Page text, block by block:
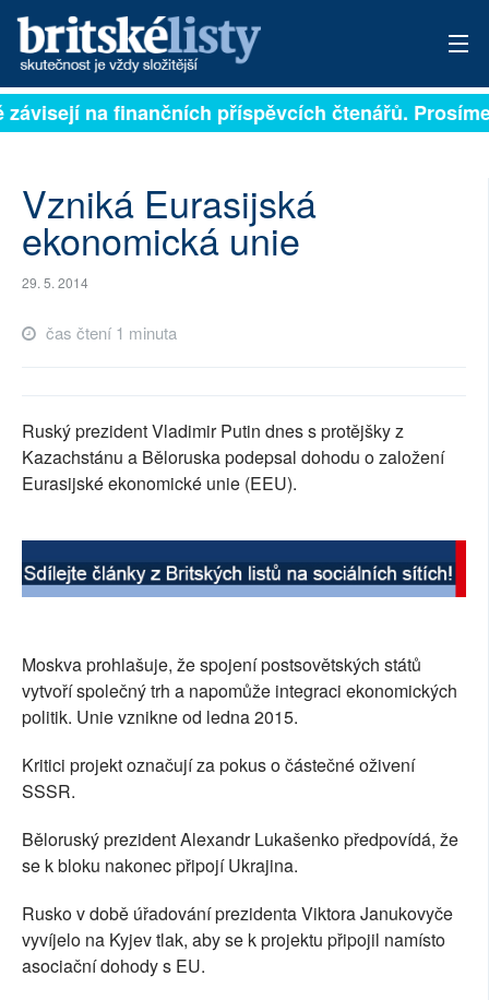
PŘIHLÁSIT
ARCHIV
PŘÍSPĚVKY NA PROVOZ
RUBRIKY
na finančních příspěvcích čtenářů.
Vzniká Eurasijská
ekonomická unie
29. 5. 2014
čas čtení 1 minuta
Ruský prezident Vladimir Putin dnes s protějšky z
Kazachstánu a Běloruska podepsal dohodu o založení
Eurasijské ekonomické unie (EEU).
Moskva prohlašuje, že spojení postsovětských států
vytvoří společný trh a napomůže integraci ekonomických
politik. Unie vznikne od ledna 2015.
Kritici projekt označují za pokus o částečné oživení
SSSR.
Běloruský prezident Alexandr Lukašenko předpovídá, že
se k bloku nakonec připojí Ukrajina.
Rusko v době úřadování prezidenta Viktora Janukovyče
vyvíjelo na Kyjev tlak, aby se k projektu připojil namísto
asociační dohody s EU.